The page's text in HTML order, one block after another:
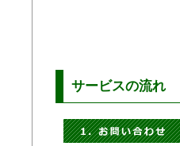
サービスの流れ